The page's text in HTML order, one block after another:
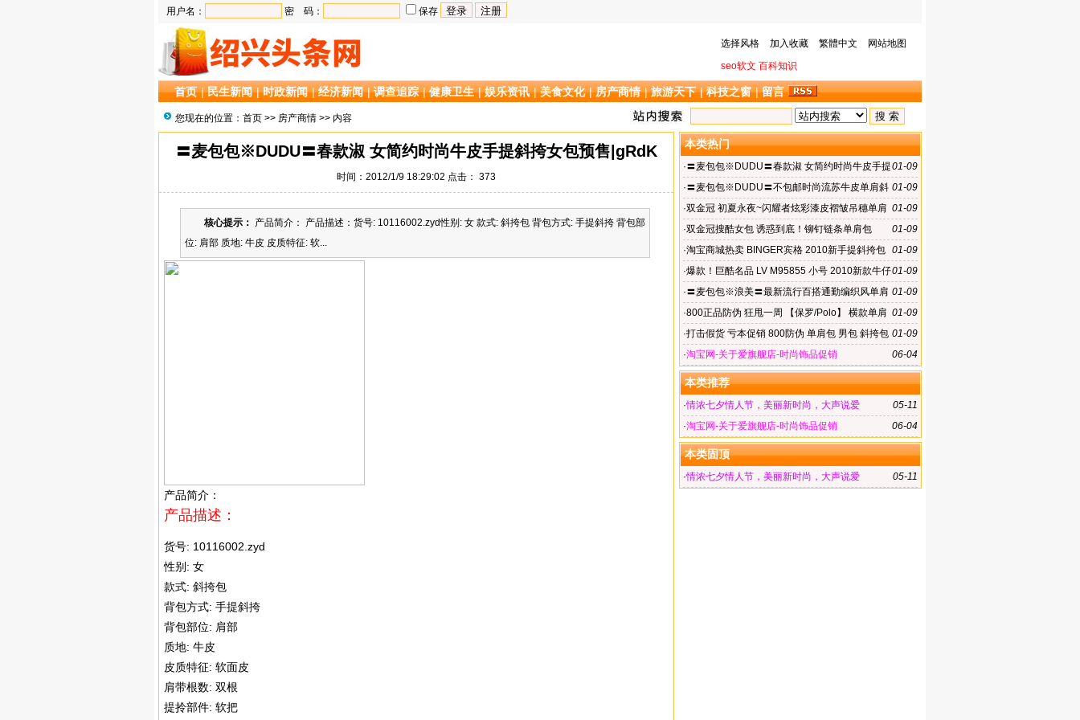
用户名： 密 码： 保存
选择风格 加入收藏 繁體中文
网站地图
seo软文 百科知识
首页 |民生新闻 |时政新闻 |经济新闻 |调查追踪 |健康卫生 |娱乐资讯 |美食文化 |房产商情 |旅游天下 |科技之窗 |留言
您现在的位置： 首页 >> 房产商情 >> 内容
〓麦包包※DUDU〓春款淑 女简约时尚牛皮手提斜挎女包预售|gRdK
时间：2012/1/9 18:29:02 点击： 373
核心提示： 产品简介： 产品描述：货号: 10116002.zyd性别: 女 款式: 斜挎包 背包方式: 手提斜挎 背包部
位: 肩部 质地: 牛皮 皮质特征: 软...
产品简介：
产品描述：
货号: 10116002.zyd
性别: 女
款式: 斜挎包
背包方式: 手提斜挎
背包部位: 肩部
质地: 牛皮
皮质特征: 软面皮
肩带根数: 双根
提拎部件: 软把
本类热门
01-09
·〓麦包包※DUDU〓春款淑 女简约时尚牛皮手提
斜挎女包预售|gRdK
01-09
·〓麦包包※DUDU〓不包邮时尚流苏牛皮单肩斜
跨包/女包预售|gReR
01-09
·双金冠 初夏永夜~闪耀者炫彩漆皮褶皱吊穗单肩
包
01-09
·双金冠搜酷女包 诱惑到底！铆钉链条单肩包
01-09
·淘宝商城热卖 BINGER宾格 2010新手提斜挎包
男包牛皮 公文包电脑包
01-09
·爆款！巨酷名品 LV M95855 小号 2010新款牛仔
走秀系列斜跨包女包
01-09
·〓麦包包※浪美〓最新流行百搭通勤编织风单肩
包机车包|b249
01-09
·800正品防伪 狂甩一周 【保罗/Polo】 横款单肩
包Thotb022-2
01-09
·打击假货 亏本促销 800防伪 单肩包 男包 斜挎包
tyuA029-2
06-04
·淘宝网-关于爱旗舰店-时尚饰品促销
本类推荐
05-11
·情浓七夕情人节，美丽新时尚，大声说爱
06-04
·淘宝网-关于爱旗舰店-时尚饰品促销
本类固顶
05-11
·情浓七夕情人节，美丽新时尚，大声说爱